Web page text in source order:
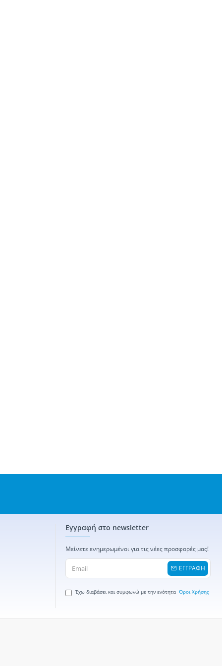
Εγγραφή στο newsletter
Μείνετε ενημερωμένοι για τις νέες προσφορές μας!
ΕΓΓΡΑΦΗ
Έχω διαβάσει και συμφωνώ με την ενότητα Όροι Χρήσης